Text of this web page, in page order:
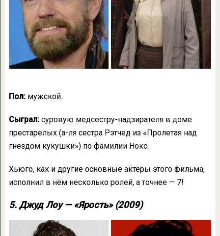
Пол:мужской.
Сыграл:суровую медсестру-надзирателя в доме
престарелых (а-ля сестра Рэтчед из «Пролетая над
гнездом кукушки») по фамилии Нокс.
Хьюго, как и другие основные актёры этого фильма,
исполнил в нём несколько ролей, а точнее — 7!
5. Джуд Лоу — «Ярость» (2009)